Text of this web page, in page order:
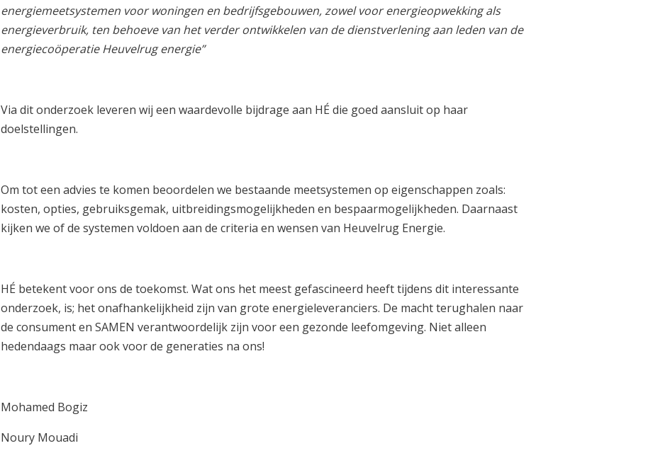
energiemeetsystemen voor woningen en bedrijfsgebouwen, zowel voor energieopwekking als
energieverbruik, ten behoeve van het verder ontwikkelen van de dienstverlening aan leden van de
energiecoöperatie Heuvelrug energie”
Via dit onderzoek leveren wij een waardevolle bijdrage aan HÉ die goed aansluit op haar
doelstellingen.
Om tot een advies te komen beoordelen we bestaande meetsystemen op eigenschappen zoals:
kosten, opties, gebruiksgemak, uitbreidingsmogelijkheden en bespaarmogelijkheden. Daarnaast
kijken we of de systemen voldoen aan de criteria en wensen van Heuvelrug Energie.
HÉ betekent voor ons de toekomst. Wat ons het meest gefascineerd heeft tijdens dit interessante
onderzoek, is; het onafhankelijkheid zijn van grote energieleveranciers. De macht terughalen naar
de consument en SAMEN verantwoordelijk zijn voor een gezonde leefomgeving. Niet alleen
hedendaags maar ook voor de generaties na ons!
Mohamed Bogiz
Noury Mouadi